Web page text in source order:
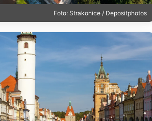
Foto: Strakonice / Depositphotos